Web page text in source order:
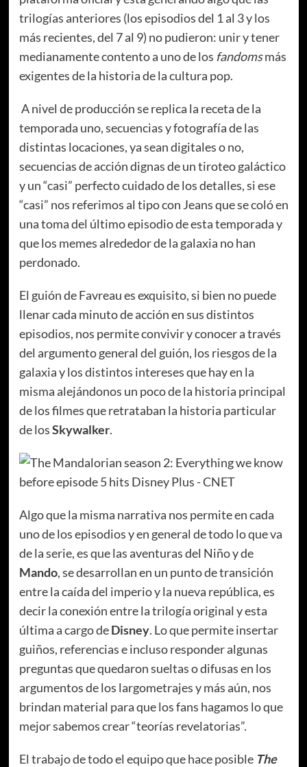
trilogías anteriores (los episodios del 1 al 3 y los
más recientes, del 7 al 9) no pudieron: unir y tener
medianamente contento a uno de los fandomsmás
exigentes de la historia de la cultura pop.
A nivel de producción se replica la receta de la
temporada uno, secuencias y fotografía de las
distintas locaciones, ya sean digitales o no,
secuencias de acción dignas de un tiroteo galáctico
y un “casi” perfecto cuidado de los detalles, si ese
“casi” nos referimos al tipo con Jeans que se coló en
una toma del último episodio de esta temporada y
que los memes alrededor de la galaxia no han
perdonado.
El guión de Favreau es exquisito, si bien no puede
llenar cada minuto de acción en sus distintos
episodios, nos permite convivir y conocer a través
del argumento general del guión, los riesgos de la
galaxia y los distintos intereses que hay en la
misma alejándonos un poco de la historia principal
de los filmes que retrataban la historia particular
de losSkywalker.
Algo que la misma narrativa nos permite en cada
uno de los episodios y en general de todo lo que va
de la serie, es que las aventuras del Niño y de
Mando, se desarrollan en un punto de transición
entre la caída del imperio y la nueva república, es
decir la conexión entre la trilogía original y esta
última a cargo deDisney. Lo que permite insertar
guiños, referencias e incluso responder algunas
preguntas que quedaron sueltas o difusas en los
argumentos de los largometrajes y más aún, nos
brindan material para que los fans hagamos lo que
mejor sabemos crear “teorías revelatorias”.
El trabajo de todo el equipo que hace posible The